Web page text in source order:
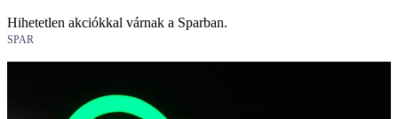
Hihetetlen akciókkal várnak a Sparban.
SPAR